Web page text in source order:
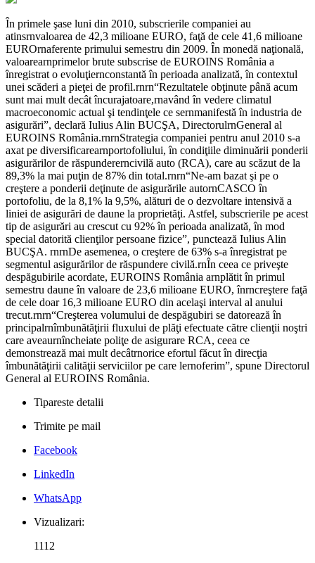
În primele şase luni din 2010, subscrierile companiei au
atinsrnvaloarea de 42,3 milioane EURO, faţă de cele 41,6 milioane
EUROrnaferente primului semestru din 2009. În monedă naţională,
valoarearnprimelor brute subscrise de EUROINS România a
înregistrat o evoluţiernconstantă în perioada analizată, în contextul
unei scăderi a pieţei de profil.rnrn“Rezultatele obţinute până acum
sunt mai mult decât încurajatoare,rnavând în vedere climatul
macroeconomic actual şi tendinţele ce sernmanifestă în industria de
asigurări”, declară Iulius Alin BUCŞA, DirectorulrnGeneral al
EUROINS România.rnrnStrategia companiei pentru anul 2010 s-a
axat pe diversificarearnportofoliului, în condiţiile diminuării ponderii
asigurărilor de răspundererncivilă auto (RCA), care au scăzut de la
89,3% la mai puţin de 87% din total.rnrn“Ne-am bazat şi pe o
creştere a ponderii deţinute de asigurările autornCASCO în
portofoliu, de la 8,1% la 9,5%, alături de o dezvoltare intensivă a
liniei de asigurări de daune la proprietăţi. Astfel, subscrierile pe acest
tip de asigurări au crescut cu 92% în perioada analizată, în mod
special datorită clienţilor persoane fizice”, punctează Iulius Alin
BUCŞA. rnrnDe asemenea, o creştere de 63% s-a înregistrat pe
segmentul asigurărilor de răspundere civilă.rnÎn ceea ce priveşte
despăgubirile acordate, EUROINS România arnplătit în primul
semestru daune în valoare de 23,6 milioane EURO, înrncreştere faţă
de cele doar 16,3 milioane EURO din acelaşi interval al anului
trecut.rnrn“Creşterea volumului de despăgubiri se datorează în
principalrnîmbunătăţirii fluxului de plăţi efectuate către clienţii noştri
care aveaurnîncheiate poliţe de asigurare RCA, ceea ce
demonstrează mai mult decâtrnorice efortul făcut în direcţia
îmbunătăţirii calităţii serviciilor pe care lernoferim”, spune Directorul
General al EUROINS România.
Tipareste detalii
Trimite pe mail
Facebook
LinkedIn
WhatsApp
Vizualizari:
1112